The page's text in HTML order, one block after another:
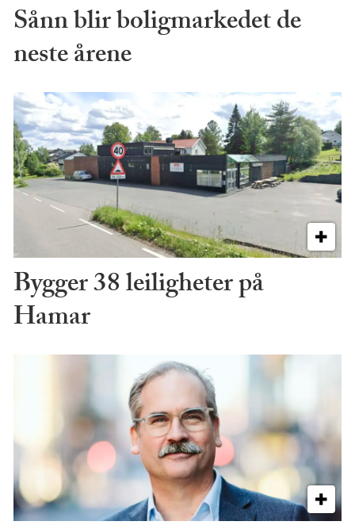
Sånn blir boligmarkedet de
neste årene
Bygger 38 leiligheter på
Hamar